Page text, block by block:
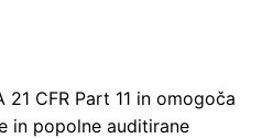
CFR Part 11 in omogoča
in popolne auditirane